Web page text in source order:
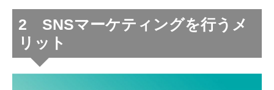
2 SNSマーケティングを行うメ
リット